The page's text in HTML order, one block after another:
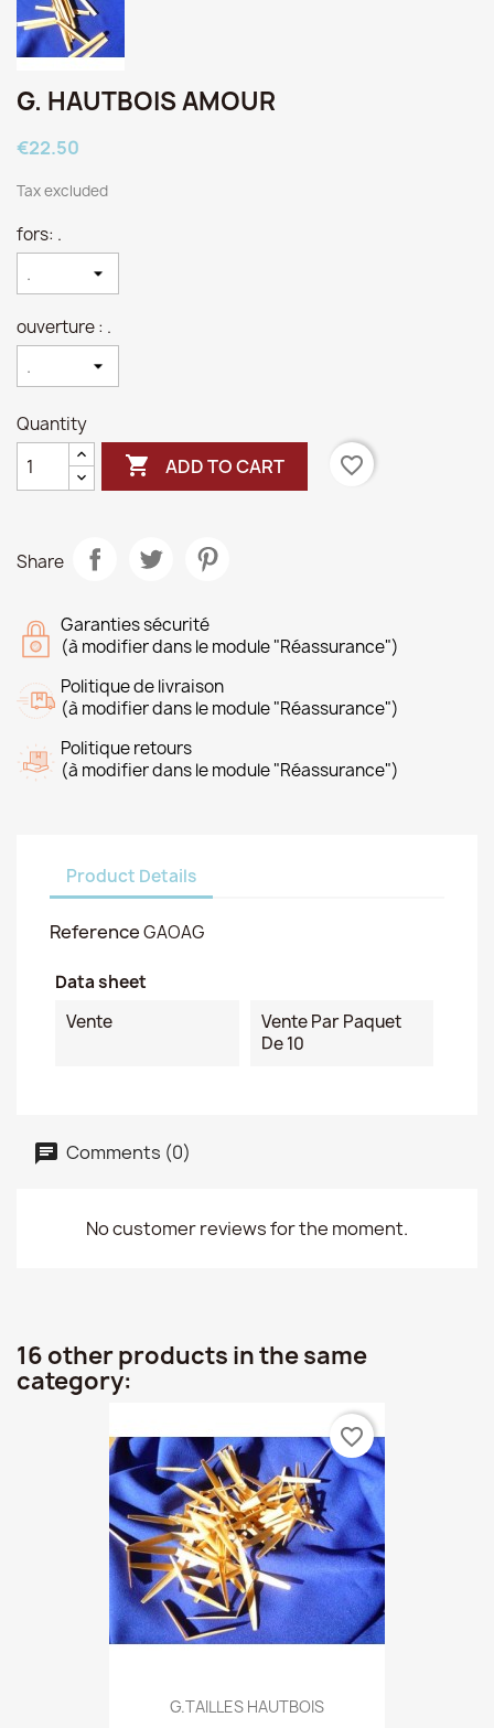
G. HAUTBOIS AMOUR
€22.50
Tax excluded
fors: .
ouverture : .
Quantity
 ADD TO CART favorite_border
Share
Garanties sécurité
(à modifier dans le module "Réassurance")
Politique de livraison
(à modifier dans le module "Réassurance")
Politique retours
(à modifier dans le module "Réassurance")
Product Details
ReferenceGAOAG
Data sheet
Vente
Vente Par Paquet
De 10
Comments (0)
No customer reviews for the moment.
16 other products in the same
category:
G.TAILLES HAUTBOIS
favorite_border